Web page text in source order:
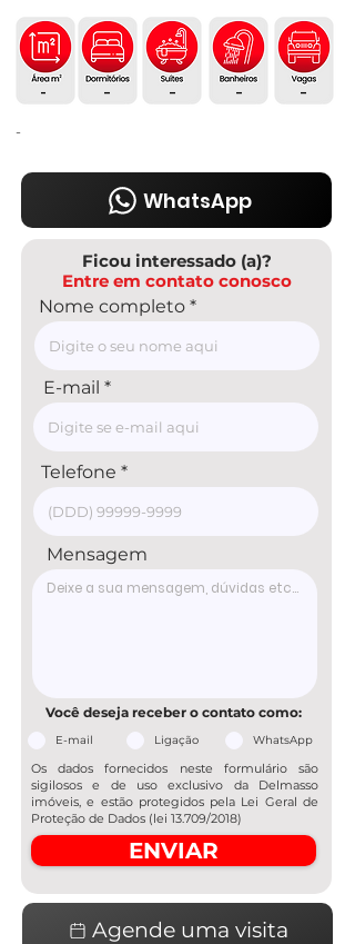
-
-
- - -
-
WhatsApp
Ficou interessado (a)?
Entre em contato conosco
Nome completo
E-mail
Telefone
Mensagem
Você deseja receber o contato como:
E-mail Ligação WhatsApp
Os dados fornecidos neste formulário são
sigilosos e de uso exclusivo da Delmasso
imóveis, e estão protegidos pela Lei Geral de
Proteção de Dados (lei 13.709/2018)
ENVIAR
Agende uma visita